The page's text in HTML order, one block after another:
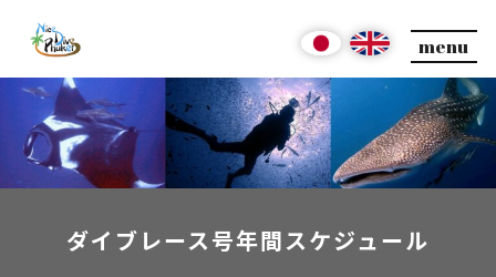
menu
ダイブレース号年間スケジュール